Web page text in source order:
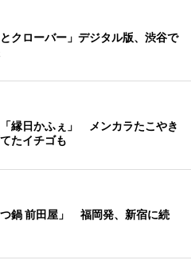
クローバー」デジタル版、渋谷で
縁日かふぇ」 メンカラたこやき
たイチゴも
鍋 前田屋」 福岡発、新宿に続